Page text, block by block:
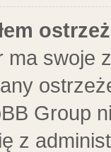
swoje
Group
z